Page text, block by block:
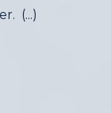
(...)